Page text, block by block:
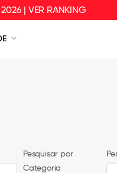
| VER RANKING
Pesquisar por
Categoria